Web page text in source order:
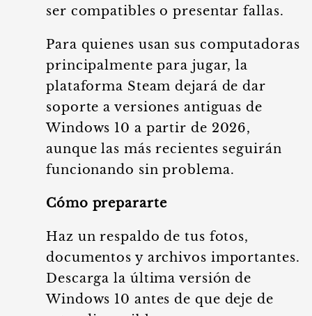
ser compatibles o presentar fallas.
Para quienes usan sus computadoras
principalmente para jugar, la
plataforma Steam dejará de dar
soporte a versiones antiguas de
Windows 10 a partir de 2026,
aunque las más recientes seguirán
funcionando sin problema.
Cómo prepararte
Haz un respaldo de tus fotos,
documentos y archivos importantes.
Descarga la última versión de
Windows 10 antes de que deje de